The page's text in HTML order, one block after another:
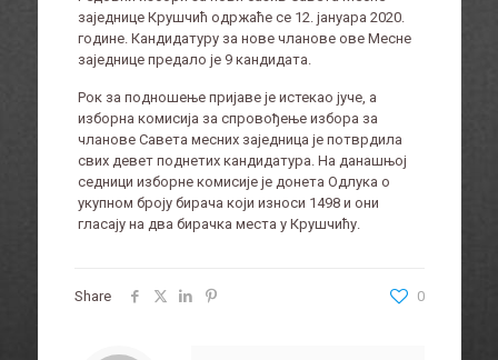
заједнице Крушчић одржаће се 12. јануара 2020.
године. Кандидатуру за нове чланове ове Месне
заједнице предало је 9 кандидата.
Рок за подношење пријаве је истекао јуче, а
изборна комисија за спровођење избора за
чланове Савета месних заједница је потврдила
свих девет поднетих кандидатура. На данашњој
седници изборне комисије је донета Одлука о
укупном броју бирача који износи 1498 и они
гласају на два бирачка места у Крушчићу.
Share 0